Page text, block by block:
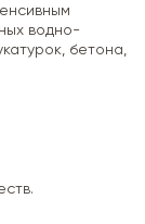
водно-
бетона,